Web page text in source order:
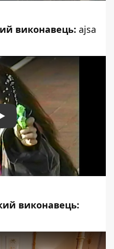
виконавець: ajsa
Play
виконавець: